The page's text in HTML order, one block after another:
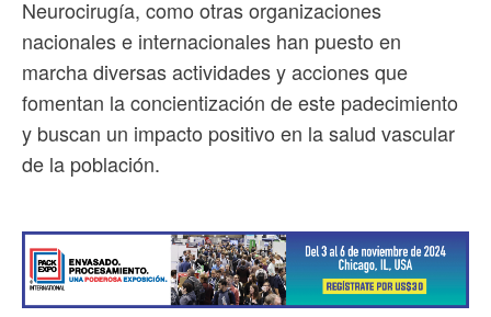
Neurocirugía, como otras organizaciones
nacionales e internacionales han puesto en
marcha diversas actividades y acciones que
fomentan la concientización de este padecimiento
y buscan un impacto positivo en la salud vascular
de la población.